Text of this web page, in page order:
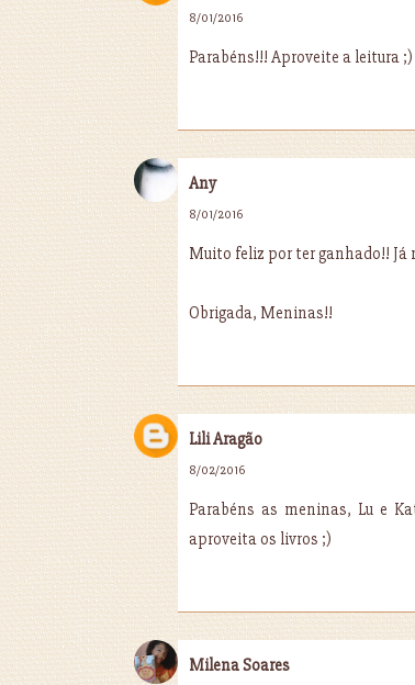
8/01/2016
Parabéns!!! Aproveite a leitura ;)
Any
8/01/2016
Muito feliz por ter ganhado!! Já
Obrigada, Meninas!!
Lili Aragão
8/02/2016
Parabéns as meninas, Lu e
aproveita os livros ;)
Milena Soares